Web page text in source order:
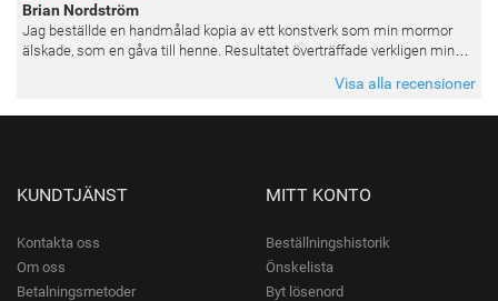
Brian Nordström
Jag beställde en handmålad kopia av ett konstverk som min mormor
älskade, som en gåva till henne. Resultatet överträffade verkligen mina
Visa alla recensioner
KUNDTJÄNST
Kontakta oss
Om oss
Betalningsmetoder
MITT KONTO
Beställningshistorik
Önskelista
Byt lösenord